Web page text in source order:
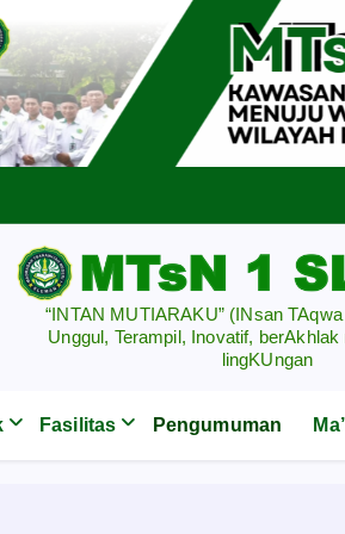
“INTAN MUTIARAKU” (INsan
Unggul, Terampil, Inovatif,
lingKUngan
Fasilitas Pengumuman